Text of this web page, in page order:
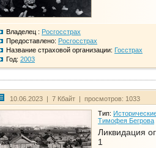
Владелец : Росгосстрах
Предоставлено: Росгосстрах
Название страховой организации: Госстрах
Год: 2003
10.06.2023 | 7 Кбайт | просмотров: 1033
Тип:
Тимофея Бегрова
Ликвидация
1